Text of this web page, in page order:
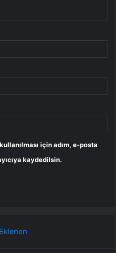
için adım, e-posta
kaydedilsin.